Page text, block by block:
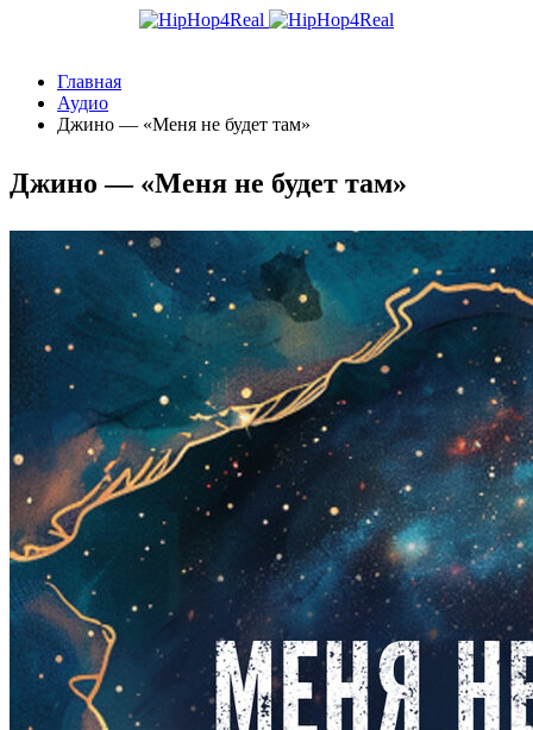
Главная
Аудио
Джино — «Меня не будет там»
Джино — «Меня не будет там»